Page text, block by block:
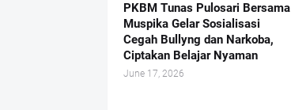
PKBM Tunas Pulosari Bersama
Muspika Gelar Sosialisasi
Cegah Bullyng dan Narkoba,
Ciptakan Belajar Nyaman
June 17, 2026